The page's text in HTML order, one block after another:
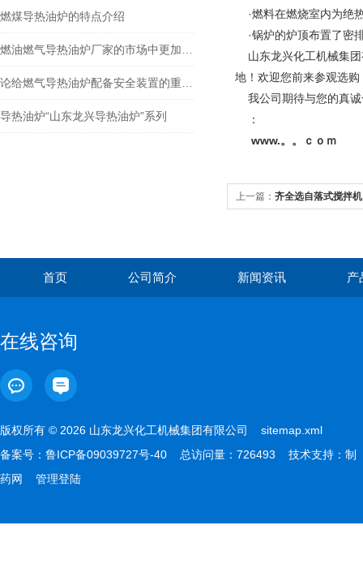
燃煤导热油炉的特点介绍
导热油炉“山东龙兴导热油炉”系列
·燃料在燃烧室内为绝
·锅炉的炉顶布置了密
山东龙兴化工机械集团
地！欢迎您前来参观选
我公司期待与您的真诚
：
www.。。ｃｏｍ
上一篇： 齐全选自落式搅拌
首页 公司简介 新闻资讯 产
在线咨询
版权所有 © 2026 山东龙兴化工机械集团有限公司 sitemap.xml
备案号： 鲁ICP备09039727号-40 总访问量：726493 技术支持： 制
药网
管理登陆